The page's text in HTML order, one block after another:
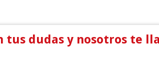
tus dudas y nosotros te